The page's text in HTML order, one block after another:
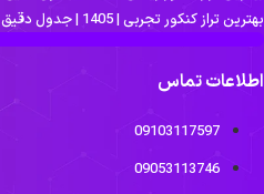
تراز کنکور تجربی | 1405 | جدول دقیق
تماس
09103117597
09053113746